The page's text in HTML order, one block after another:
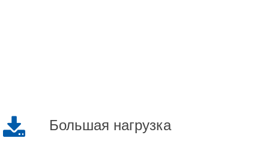
Большая нагрузка